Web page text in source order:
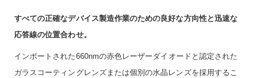
すべての正確なデバイス製造作業のための良好な方向性と迅速な
応答線の位置合わせ。
インポートされた660nmの赤色レーザーダイオードと認定された
ガラスコーティングレンズまたは個別の水晶レンズを採用するこ